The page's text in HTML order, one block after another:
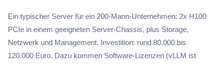
Ein typischer Server für ein 200-Mann-Unternehmen: 2x H100
PCIe in einem geeigneten Server-Chassis, plus Storage,
Netzwerk und Management. Investition: rund 80.000 bis
120.000 Euro. Dazu kommen Software-Lizenzen (vLLM ist